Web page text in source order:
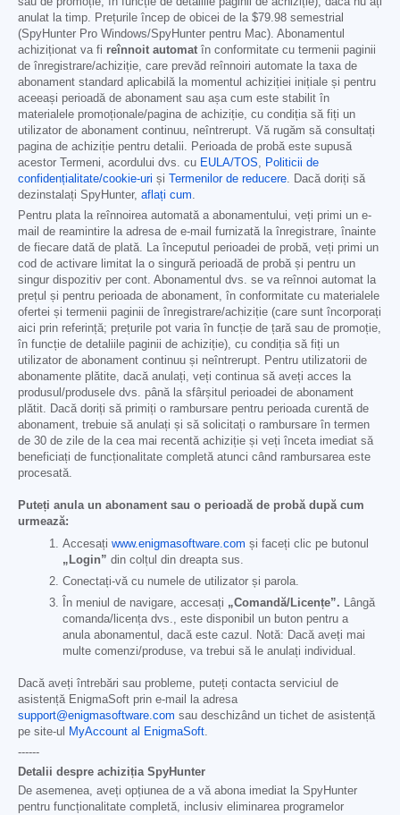
anulat la timp. Prețurile încep de obicei de la $79.98 semestrial
(SpyHunter Pro Windows/SpyHunter pentru Mac). Abonamentul
achiziționat va fi reînnoit automat în conformitate cu termenii paginii
de înregistrare/achiziție, care prevăd reînnoiri automate la taxa de
abonament standard aplicabilă la momentul achiziției inițiale și pentru
aceeași perioadă de abonament sau așa cum este stabilit în
materialele promoționale/pagina de achiziție, cu condiția să fiți un
utilizator de abonament continuu, neîntrerupt. Vă rugăm să consultați
pagina de achiziție pentru detalii. Perioada de probă este supusă
acestor Termeni, acordului dvs. cu EULA/TOS, Politicii de
confidențialitate/cookie-uri și Termenilor de reducere. Dacă doriți să
dezinstalați SpyHunter, aflați cum.
Pentru plata la reînnoirea automată a abonamentului, veți primi un e-
mail de reamintire la adresa de e-mail furnizată la înregistrare, înainte
de fiecare dată de plată. La începutul perioadei de probă, veți primi un
cod de activare limitat la o singură perioadă de probă și pentru un
singur dispozitiv per cont. Abonamentul dvs. se va reînnoi automat la
prețul și pentru perioada de abonament, în conformitate cu materialele
ofertei și termenii paginii de înregistrare/achiziție (care sunt încorporați
aici prin referință; prețurile pot varia în funcție de țară sau de promoție,
în funcție de detaliile paginii de achiziție), cu condiția să fiți un
utilizator de abonament continuu și neîntrerupt. Pentru utilizatorii de
abonamente plătite, dacă anulați, veți continua să aveți acces la
produsul/produsele dvs. până la sfârșitul perioadei de abonament
plătit. Dacă doriți să primiți o rambursare pentru perioada curentă de
abonament, trebuie să anulați și să solicitați o rambursare în termen
de 30 de zile de la cea mai recentă achiziție și veți înceta imediat să
beneficiați de funcționalitate completă atunci când rambursarea este
procesată.
Puteți anula un abonament sau o perioadă de probă după cum
urmează:
Accesați www.enigmasoftware.com și faceți clic pe butonul
„Login” din colțul din dreapta sus.
Conectați-vă cu numele de utilizator și parola.
În meniul de navigare, accesați „Comandă/Licențe”. Lângă
comanda/licența dvs., este disponibil un buton pentru a
anula abonamentul, dacă este cazul. Notă: Dacă aveți mai
multe comenzi/produse, va trebui să le anulați individual.
Dacă aveți întrebări sau probleme, puteți contacta serviciul de
asistență EnigmaSoft prin e-mail la adresa
support@enigmasoftware.com sau deschizând un tichet de asistență
pe site-ul
MyAccount al EnigmaSoft.
------
Detalii despre achiziția SpyHunter
De asemenea, aveți opțiunea de a vă abona imediat la SpyHunter
pentru funcționalitate completă, inclusiv eliminarea programelor